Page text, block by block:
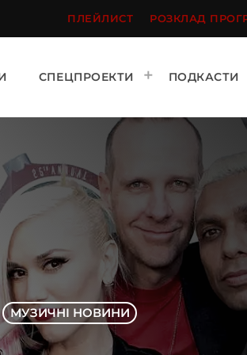
ПЛЕЙЛИСТ РОЗКЛАД
СПЕЦПРОЕКТИ ПОДКАСТИ
МУЗИЧНІ НОВИНИ